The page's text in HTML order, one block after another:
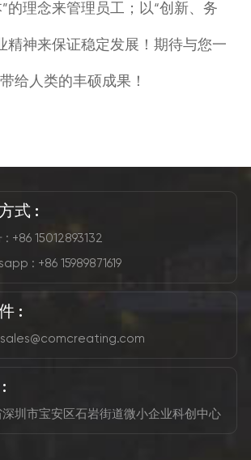
的理念来管理员工；以“创新、务
精神来保证稳定发展！期待与您一
给人类的丰硕成果！
式 :
: +86 15012893132
: +86 15989871619
:
sales@comcreating.com
深圳市宝安区石岩街道微小企业科创中心